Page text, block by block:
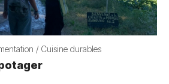
/ Cuisine durables